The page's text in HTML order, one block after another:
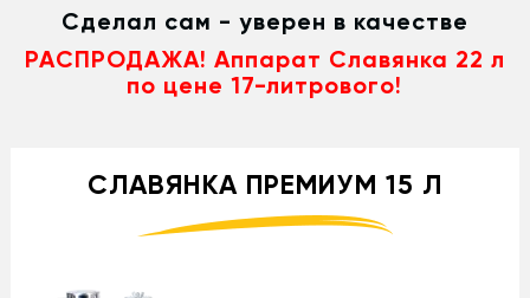
Сделал сам - уверен в качестве
РАСПРОДАЖА! Аппарат Славянка 22 л
по цене 17-литрового!
СЛАВЯНКА ПРЕМИУМ 15 Л